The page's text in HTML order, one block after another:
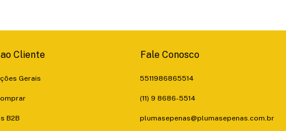
Cliente
Gerais
B2B
Fale Conosco
5511986865514
(11) 9 8686-5514
plumasepenas@plumasepenas.com.br